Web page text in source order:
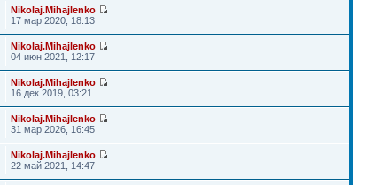
Nikolaj.Mihajlenko
17 мар 2020, 18:13
Nikolaj.Mihajlenko
04 июн 2021, 12:17
Nikolaj.Mihajlenko
16 дек 2019, 03:21
Nikolaj.Mihajlenko
31 мар 2026, 16:45
Nikolaj.Mihajlenko
22 май 2021, 14:47